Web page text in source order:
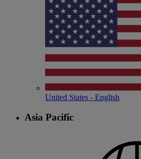
United States - English
Asia Pacific